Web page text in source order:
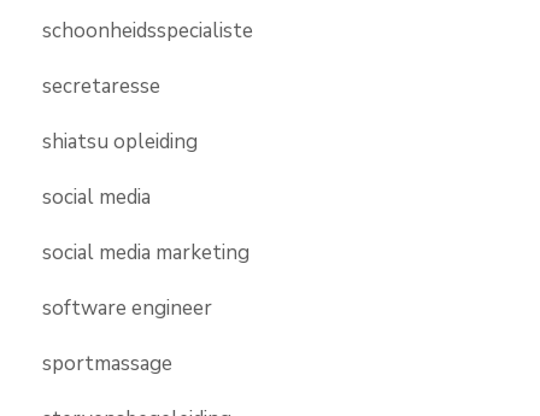
schoonheidsspecialiste
secretaresse
shiatsu opleiding
social media
social media marketing
software engineer
sportmassage